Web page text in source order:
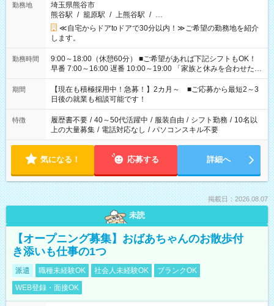
勤務地
埼玉県熊谷市
熊谷駅 / 籠原駅 / 上熊谷駅 / …
≪自宅からドアtoドアで30分以内！≫ご希望の勤務地を紹介
します。
勤務時間
9:00～18:00（休憩60分） ■ご希望があれば下記シフトもOK！
早番 7:00～16:00 遅番 10:00～19:00 「家族と休みを合わせた
い」 「余裕を持って夕飯の準備がしたい」 「できれば残業はし
たくない」 など、ご希望を教えてくださいね。 ※Wワーク希望
の方へ 今ご覧のお仕事で希望する勤務時間と、もう1つのお仕事
の勤務時間。 合計で週40時間を超える場合は応募できません。
期間
【現在も積極採用中！急募！】2カ月～ ■ご応募から最短2～3
日後の就業も相談可能です！
特徴 履歴書不要 / 40～50代活躍中 / 服装自由 / シフト勤務 / 10名以
上の大量募集 / 電話対応なし / パソコンスキル不要
気になる！ 応募する 詳細へ
掲載日：2026.08.07
未読
【オープニング募集】おばあちゃんのお散歩付
き添いも仕事の1つ
派遣 職種未経験OK 社会人未経験OK
ブランクOK
WEB登録・面接OK